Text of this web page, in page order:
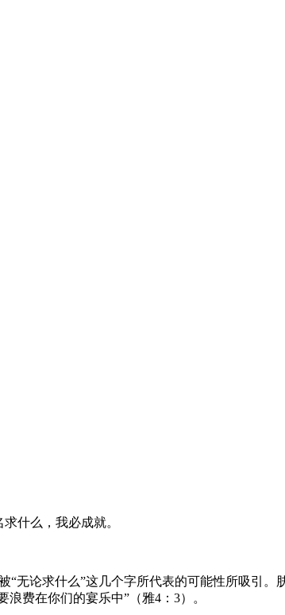
什么，我必成就。
无论求什么”这几个字所代表的可能性所吸引
费在你们的宴乐中”（雅4：3）。